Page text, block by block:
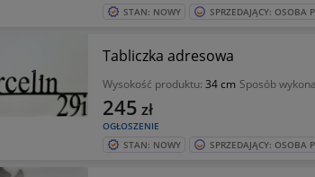
STAN: NOWY SPRZEDAJĄCY: OSOBA
Tabliczka adresowa
Wysokość produktu: 34 cm Sposób
OGŁOSZENIE
245 zł
STAN: NOWY SPRZEDAJĄCY: OSOBA